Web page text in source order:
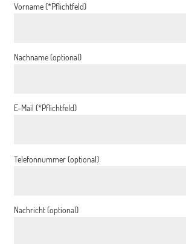
Vorname (*Pflichtfeld)
Nachname (optional)
E-Mail (*Pflichtfeld)
Telefonnummer (optional)
Nachricht (optional)